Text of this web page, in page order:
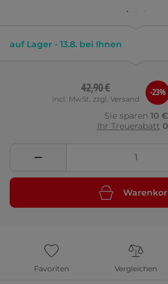
auf Lager - 13.8. bei Ihnen
42,90 €
incl. MwSt. zzgl. Versand
-23%
Sie sparen 10 €
Ihr Treuerabatt
Favoriten Vergleichen